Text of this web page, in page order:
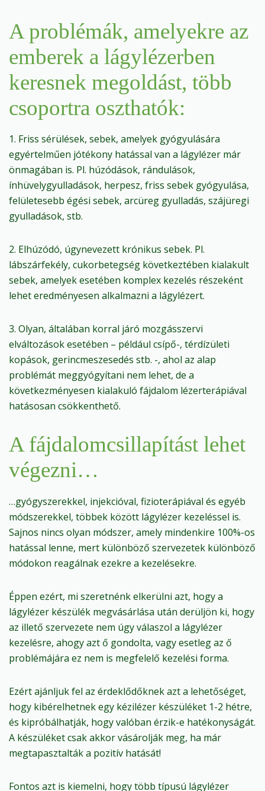
A problémák, amelyekre az
emberek a lágylézerben
keresnek megoldást, több
csoportra oszthatók:
1. Friss sérülések, sebek, amelyek gyógyulására
egyértelműen jótékony hatással van a lágylézer már
önmagában is. Pl. húzódások, rándulások,
ínhüvelygyulladások, herpesz, friss sebek gyógyulása,
felületesebb égési sebek, arcüreg gyulladás, szájüregi
gyulladások, stb.
2. Elhúzódó, úgynevezett krónikus sebek. Pl.
lábszárfekély, cukorbetegség következtében kialakult
sebek, amelyek esetében komplex kezelés részeként
lehet eredményesen alkalmazni a lágylézert.
3. Olyan, általában korral járó mozgásszervi
elváltozások esetében – például csípő-, térdízületi
kopások, gerincmeszesedés stb. -, ahol az alap
problémát meggyógyítani nem lehet, de a
következményesen kialakuló fájdalom lézerterápiával
hatásosan csökkenthető.
A fájdalomcsillapítást lehet
végezni…
…gyógyszerekkel, injekcióval, fizioterápiával és egyéb
módszerekkel, többek között lágylézer kezeléssel is.
Sajnos nincs olyan módszer, amely mindenkire 100%-os
hatással lenne, mert különböző szervezetek különböző
módokon reagálnak ezekre a kezelésekre.
Éppen ezért, mi szeretnénk elkerülni azt, hogy a
lágylézer készülék megvásárlása után derüljön ki, hogy
az illető szervezete nem úgy válaszol a lágylézer
kezelésre, ahogy azt ő gondolta, vagy esetleg az ő
problémájára ez nem is megfelelő kezelési forma.
Ezért ajánljuk fel az érdeklődőknek azt a lehetőséget,
hogy kibérelhetnek egy kézilézer készüléket 1-2 hétre,
és kipróbálhatják, hogy valóban érzik-e hatékonyságát.
A készüléket csak akkor vásárolják meg, ha már
megtapasztalták a pozitív hatását!
Fontos azt is kiemelni, hogy több típusú lágylézer